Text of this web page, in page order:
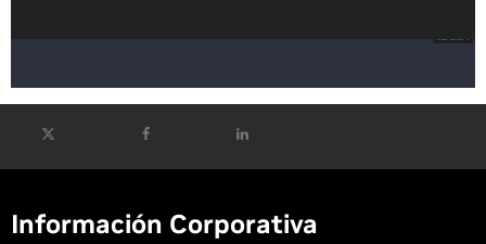
Información Corporativa